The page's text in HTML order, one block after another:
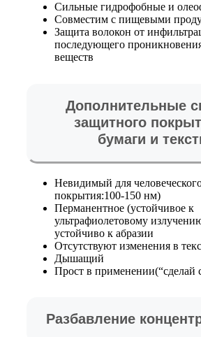
Сильные гидрофобные и
Совместим с пищевыми
Защита волокон от
последующего
веществ
Дополнительные
защитного
бумаги и
Невидимый для
покрытия:100-150 нм)
Перманентное (устойчивое к
ультрафиолетовому
устойчиво к абразии
Отсутствуют изменения в
Дышащий
Прост в применении(“сделай
Разбавление